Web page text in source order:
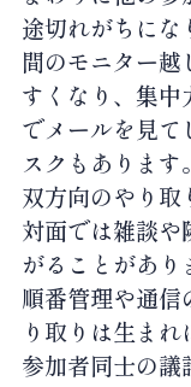
途切れがちに
間のモニター
すくなり、集
でメールを見て
スクもあります。
双方向のやり取
対面では雑談
がることがあ
順番管理や通
り取りは生まれ
参加者同士の